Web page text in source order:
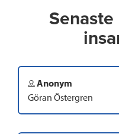
Anonym
Göran Östergren